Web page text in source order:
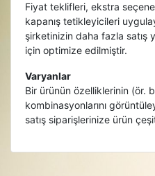
Fiyat teklifleri, ekstra
kapanış tetikleyicileri
şirketinizin daha fazla satış
için optimize edilmiştir.
Varyanlar
Bir ürünün özelliklerinin (ör.
kombinasyonlarını
satış siparişlerinize ürün